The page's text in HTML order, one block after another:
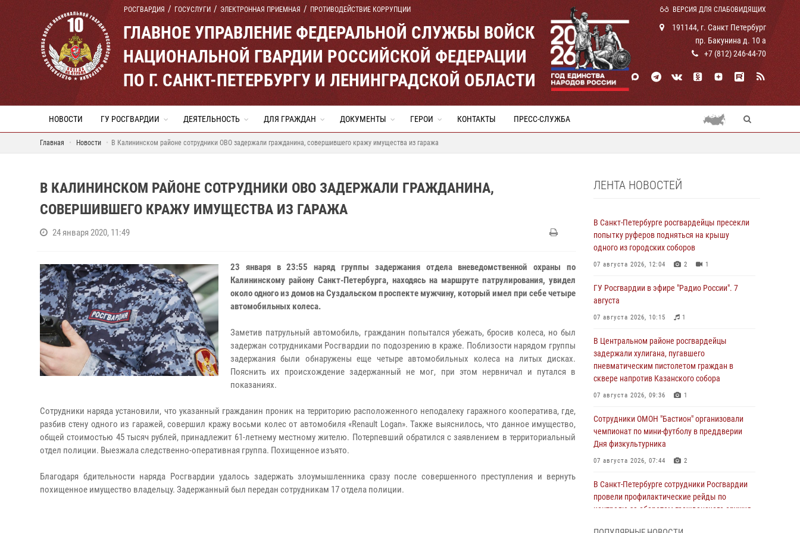
РОСГВАРДИЯ ГОСУСЛУГИ ЭЛЕКТРОННАЯ ПРИЕМНАЯ ПРОТИВОДЕЙСТВИЕ КОРРУПЦИИ ВЕРСИЯ ДЛЯ СЛАБОВИДЯЩИХ
ГЛАВНОЕ УПРАВЛЕНИЕ ФЕДЕРАЛЬНОЙ СЛУЖБЫ ВОЙСК
НАЦИОНАЛЬНОЙ ГВАРДИИ РОССИЙСКОЙ ФЕДЕРАЦИИ
ПО Г. САНКТ-ПЕТЕРБУРГУ И ЛЕНИНГРАДСКОЙ ОБЛАСТИ
191144, г. Санкт Петербург
пр. Бакунина д. 10 а
+7 (812) 246-44-70
НОВОСТИ ГУ РОСГВАРДИИ ДЕЯТЕЛЬНОСТЬ ДЛЯ ГРАЖДАН ДОКУМЕНТЫ ГЕРОИ КОНТАКТЫ ПРЕСС-СЛУЖБА
Главная Новости В Калининском районе сотрудники ОВО задержали гражданина, совершившего кражу имущества из гаража
В КАЛИНИНСКОМ РАЙОНЕ СОТРУДНИКИ ОВО ЗАДЕРЖАЛИ ГРАЖДАНИНА,
СОВЕРШИВШЕГО КРАЖУ ИМУЩЕСТВА ИЗ ГАРАЖА
24 января 2020, 11:49
23 января в 23:55 наряд группы задержания отдела вневедомственной охраны по
Калининскому району Санкт-Петербурга, находясь на маршруте патрулирования, увидел
около одного из домов на Суздальском проспекте мужчину, который имел при себе четыре
автомобильных колеса.
Заметив патрульный автомобиль, гражданин попытался убежать, бросив колеса, но был
задержан сотрудниками Росгвардии по подозрению в краже. Поблизости нарядом группы
задержания были обнаружены еще четыре автомобильных колеса на литых дисках.
Пояснить их происхождение задержанный не мог, при этом нервничал и путался в
показаниях.
Сотрудники наряда установили, что указанный гражданин проник на территорию расположенного неподалеку гаражного кооператива, где,
разбив стену одного из гаражей, совершил кражу восьми колес от автомобиля «Renault Logan». Также выяснилось, что данное имущество,
общей стоимостью 45 тысяч рублей, принадлежит 61-летнему местному жителю. Потерпевший обратился с заявлением в территориальный
отдел полиции. Выезжала следственно-оперативная группа. Похищенное изъято.
Благодаря бдительности наряда Росгвардии удалось задержать злоумышленника сразу после совершенного преступления и вернуть
похищенное имущество владельцу. Задержанный был передан сотрудникам 17 отдела полиции.
ЛЕНТА НОВОСТЕЙ
В Санкт-Петербурге росгвардейцы пресекли
попытку руферов подняться на крышу
одного из городских соборов
07 августа 2026, 12:04 2 1
ГУ Росгвардии в эфире "Радио России". 7
августа
07 августа 2026, 10:15 1
В Центральном районе росгвардейцы
задержали хулигана, пугавшего
пневматическим пистолетом граждан в
сквере напротив Казанского собора
07 августа 2026, 09:36 1
Сотрудники ОМОН "Бастион" организовали
чемпионат по мини-футболу в преддверии
Дня физкультурника
07 августа 2026, 07:44 2
В Санкт-Петербурге сотрудники Росгвардии
провели профилактические рейды по
контролю за оборотом гражданского оружия